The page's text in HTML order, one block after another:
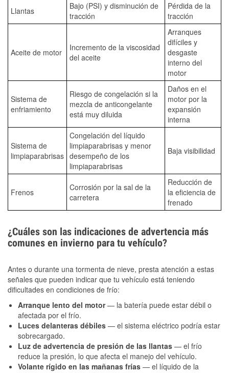
Llantas
Bajo (PSI) y disminución de
tracción
Pérdida de la
tracción
Aceite de motor
Incremento de la viscosidad
del aceite
Arranques
difíciles y
desgaste
interno del
motor
Sistema de
enfriamiento
Riesgo de congelación si la
mezcla de anticongelante
está muy diluida
Daños en el
motor por la
expansión
interna
Sistema de
limpiaparabrisas
Congelación del líquido
limpiaparabrisas y menor
desempeño de los
limpiaparabrisas
Baja visibilidad
Frenos
Corrosión por la sal de la
carretera
Reducción de
la eficiencia de
frenado
¿Cuáles son las indicaciones de advertencia más
comunes en invierno para tu vehículo?
Antes o durante una tormenta de nieve, presta atención a estas
señales que pueden indicar que tu vehículo está teniendo
dificultades en condiciones de frío:
Arranque lento del motor— la batería puede estar débil o
afectada por el frío.
Luces delanteras débiles — el sistema eléctrico podría estar
sobrecargado.
Luz de advertencia de presión de las llantas — el frío
reduce la presión, lo que afecta el manejo del vehículo.
Volante rígido en las mañanas frías — el líquido de la